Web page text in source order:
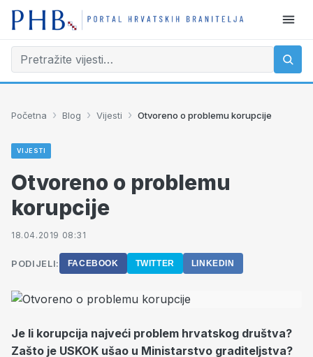
Početna › Blog › Vijesti › Otvoreno o problemu korupcije
VIJESTI
Otvoreno o problemu
korupcije
18.04.2019 08:31
PODIJELI: FACEBOOK TWITTER LINKEDIN
Je li korupcija najveći problem hrvatskog društva?
Zašto je USKOK ušao u Ministarstvo graditeljstva?